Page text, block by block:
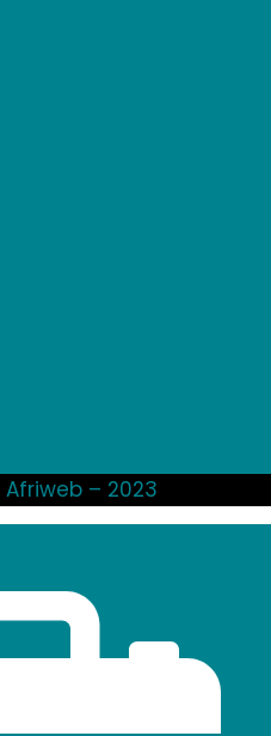
– 2023